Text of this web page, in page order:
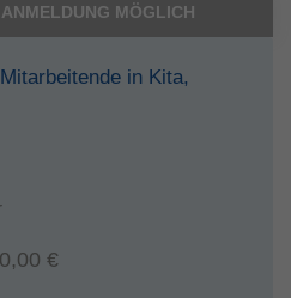
ANMELDUNG MÖGLICH
in Kita,
€